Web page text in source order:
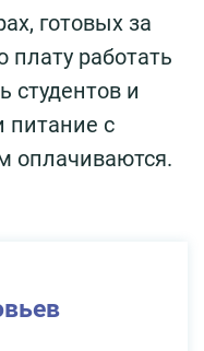
готовых за
работать
студентов и
питание с
оплачиваются.